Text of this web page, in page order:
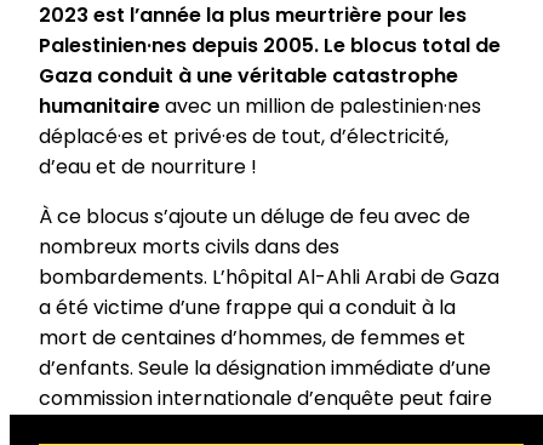
2023 est l’année la plus meurtrière pour les
Palestinien·nes depuis 2005. Le blocus total de
Gaza conduit à une véritable catastrophe
humanitaireavec un million de palestinien·nes
déplacé·es et privé·es de tout, d’électricité,
d’eau et de nourriture !
À ce blocus s’ajoute un déluge de feu avec de
nombreux morts civils dans des
bombardements. L’hôpital Al-Ahli Arabi de Gaza
a été victime d’une frappe qui a conduit à la
mort de centaines d’hommes, de femmes et
d’enfants. Seule la désignation immédiate d’une
commission internationale d’enquête peut faire